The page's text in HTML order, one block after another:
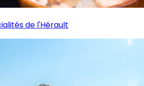
de l'Hérault